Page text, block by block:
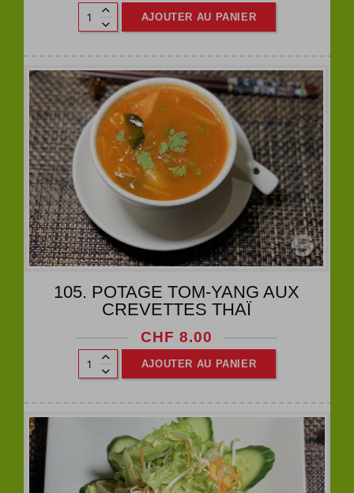
AJOUTER AU PANIER
105. POTAGE TOM-YANG AUX
CREVETTES THAÏ
CHF 8.00
AJOUTER AU PANIER